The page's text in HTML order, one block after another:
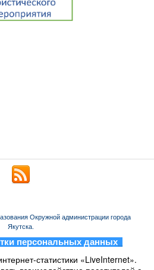
Окружной администрации города
Якутска.
персональных данных
статистики «LiveInternet».